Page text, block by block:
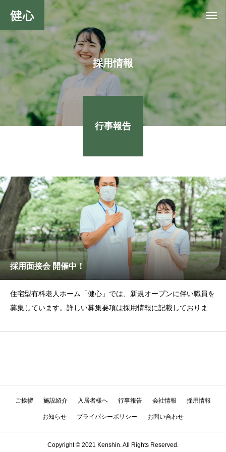
健心
採用情報
行事報告
採用面接会 開催中！
住宅型有料老人ホーム「健心」では、新規オープンに伴い職員を
募集しています。詳しい募集要項は採用情報に記載しております
ご挨拶 施設紹介 入居者様へ 行事報告 会社情報 採用情報
お知らせ プライバシーポリシー お問い合わせ
Copyright © 2021 Kenshin. All Rights Reserved.